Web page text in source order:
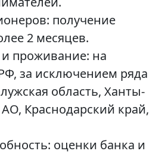
получение
2 месяцев.
и проживание: на
за исключением ряда
область, Ханты-
Краснодарский край,
оценки банка и